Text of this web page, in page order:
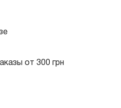
от 300 грн